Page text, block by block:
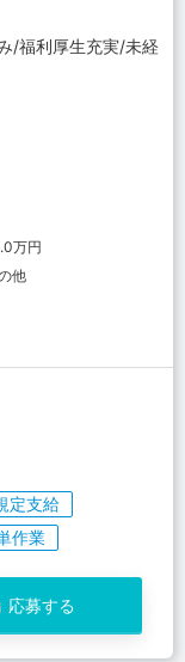
/福利厚生充実/未経
万円
他
定支給
作業
応募する